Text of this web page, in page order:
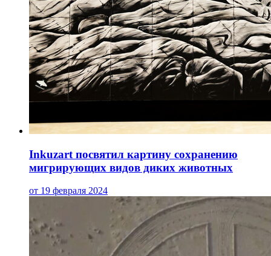
Inkuzart посвятил картину сохранению
мигрирующих видов диких животных
от 19 февраля 2024